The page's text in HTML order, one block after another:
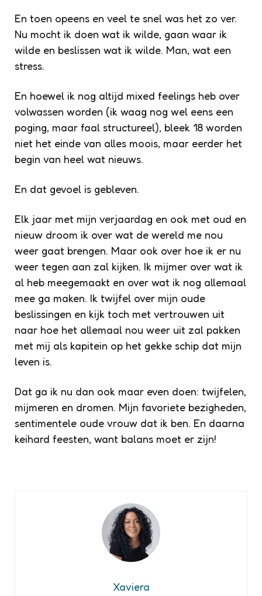
En toen opeens en veel te snel was het zo ver.
Nu mocht ik doen wat ik wilde, gaan waar ik
wilde en beslissen wat ik wilde. Man, wat een
stress.
En hoewel ik nog altijd mixed feelings heb over
volwassen worden (ik waag nog wel eens een
poging, maar faal structureel), bleek 18 worden
niet het einde van alles moois, maar eerder het
begin van heel wat nieuws.
En dat gevoel is gebleven.
Elk jaar met mijn verjaardag en ook met oud en
nieuw droom ik over wat de wereld me nou
weer gaat brengen. Maar ook over hoe ik er nu
weer tegen aan zal kijken. Ik mijmer over wat ik
al heb meegemaakt en over wat ik nog allemaal
mee ga maken. Ik twijfel over mijn oude
beslissingen en kijk toch met vertrouwen uit
naar hoe het allemaal nou weer uit zal pakken
met mij als kapitein op het gekke schip dat mijn
leven is.
Dat ga ik nu dan ook maar even doen: twijfelen,
mijmeren en dromen. Mijn favoriete bezigheden,
sentimentele oude vrouw dat ik ben. En daarna
keihard feesten, want balans moet er zijn!
Xaviera